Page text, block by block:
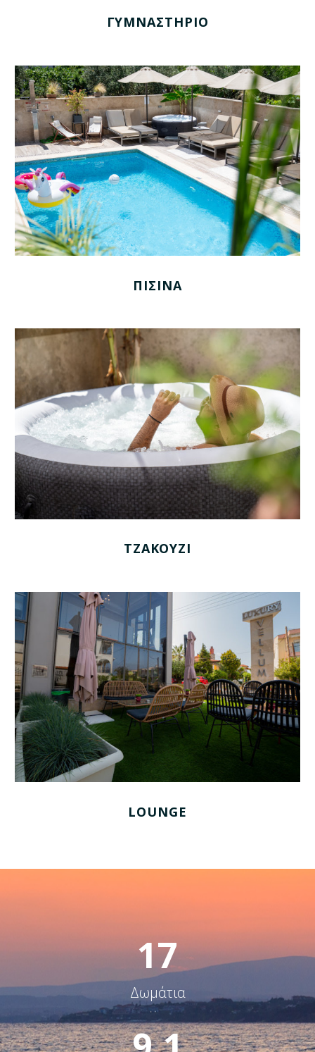
ΓΥΜΝΑΣΤΗΡΙΟ
ΠΙΣΙΝΑ
ΤΖΑΚΟΎΖΙ
LOUNGE
17
Δωμάτια